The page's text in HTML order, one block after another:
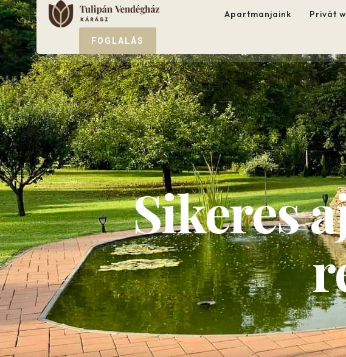
Apartmanjaink Privát
FOGLALÁS
Sikeres